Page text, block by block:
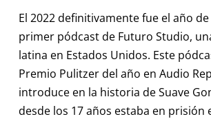
El 2022 definitivamente fue el año de
primer pódcast de Futuro Studio,
latina en Estados Unidos. Este
Premio Pulitzer del año en Audio
introduce en la historia de Suave
desde los 17 años estaba en prisión